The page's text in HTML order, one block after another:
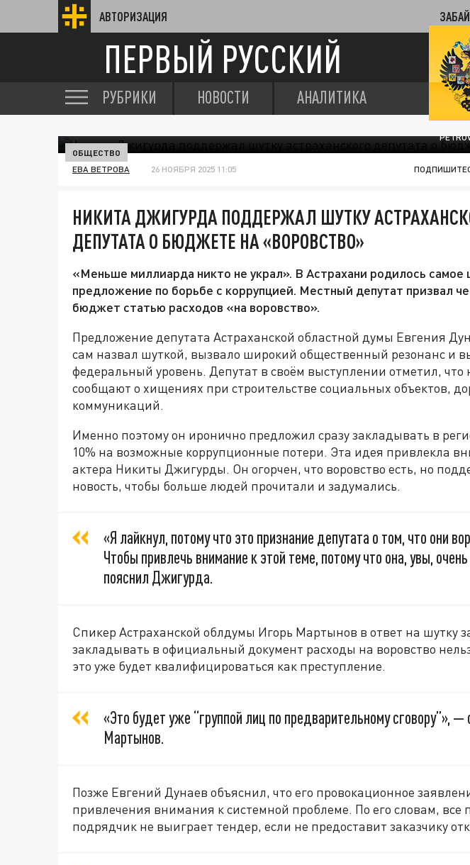
АВТОРИЗАЦИЯ
ПЕРВЫЙ РУССКИЙ
РУБРИКИ НОВОСТИ АНАЛИТИКА
ОБЩЕСТВО
ЕВА ВЕТРОВА 26 НОЯБРЯ 2025 11:05
НИКИТА ДЖИГУРДА ПОДДЕРЖАЛ ШУТКУ
ДЕПУТАТА О БЮДЖЕТЕ НА «ВОРОВСТВО»
«Меньше миллиарда никто не украл». В Астрахани родилось самое
предложение по борьбе с коррупцией. Местный депутат призвал
бюджет статью расходов «на воровство».
Предложение депутата Астраханской областной думы Евгения
сам назвал шуткой, вызвало широкий общественный резонанс и
федеральный уровень. Депутат в своём выступлении отметил, что
сообщают о хищениях при строительстве социальных объектов,
коммуникаций.
Именно поэтому он иронично предложил сразу закладывать в
10% на возможные коррупционные потери. Эта идея привлекла
актера Никиты Джигурды. Он огорчен, что воровство есть, но
новость, чтобы больше людей прочитали и задумались.
«Я лайкнул, потому что это признание депутата о том, что они
Чтобы привлечь внимание к этой теме, потому что она, увы,
пояснил Джигурда.
Спикер Астраханской облдумы Игорь Мартынов в ответ на шутку
закладывать в официальный документ расходы на воровство
это уже будет квалифицироваться как преступление.
«Это будет уже “группой лиц по предварительному сговору”», —
Мартынов.
Позже Евгений Дунаев объяснил, что его провокационное
привлечения внимания к системной проблеме. По его словам, все
подрядчик не выиграет тендер, если не предоставит заказчику